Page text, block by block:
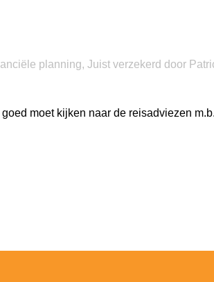
planning, Juist verzekerd door
moet kijken naar de reisadviezen